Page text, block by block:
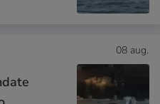
08 aug.